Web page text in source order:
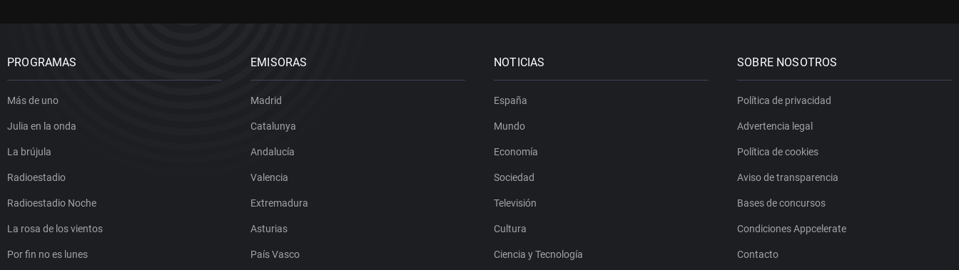
PROGRAMAS
Más de uno
Julia en la onda
La brújula
Radioestadio
Radioestadio Noche
La rosa de los vientos
Por fin no es lunes
EMISORAS
Madrid
Catalunya
Andalucía
Valencia
Extremadura
Asturias
País Vasco
NOTICIAS
España
Mundo
Economía
Sociedad
Televisión
Cultura
Ciencia y Tecnología
SOBRE NOSOTROS
Política de privacidad
Advertencia legal
Política de cookies
Aviso de transparencia
Bases de concursos
Condiciones Appcelerate
Contacto